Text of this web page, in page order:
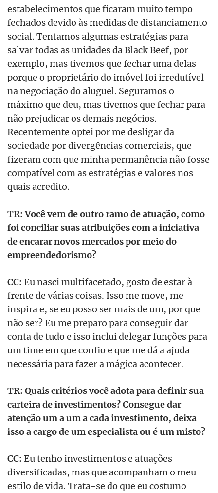
estabelecimentos que ficaram muito tempo
fechados devido às medidas de distanciamento
social. Tentamos algumas estratégias para
salvar todas as unidades da Black Beef, por
exemplo, mas tivemos que fechar uma delas
porque o proprietário do imóvel foi irredutível
na negociação do aluguel. Seguramos o
máximo que deu, mas tivemos que fechar para
não prejudicar os demais negócios.
Recentemente optei por me desligar da
sociedade por divergências comerciais, que
fizeram com que minha permanência não fosse
compatível com as estratégias e valores nos
quais acredito.
TR: Você vem de outro ramo de atuação, como
foi conciliar suas atribuições com a iniciativa
de encarar novos mercados por meio do
empreendedorismo?
CC: Eu nasci multifacetado, gosto de estar à
frente de várias coisas. Isso me move, me
inspira e, se eu posso ser mais de um, por que
não ser? Eu me preparo para conseguir dar
conta de tudo e isso inclui delegar funções para
um time em que confio e que me dá a ajuda
necessária para fazer a mágica acontecer.
TR: Quais critérios você adota para definir sua
carteira de investimentos? Consegue dar
atenção um a um a cada investimento, deixa
isso a cargo de um especialista ou é um misto?
CC: Eu tenho investimentos e atuações
diversificadas, mas que acompanham o meu
estilo de vida. Trata-se do que eu costumo